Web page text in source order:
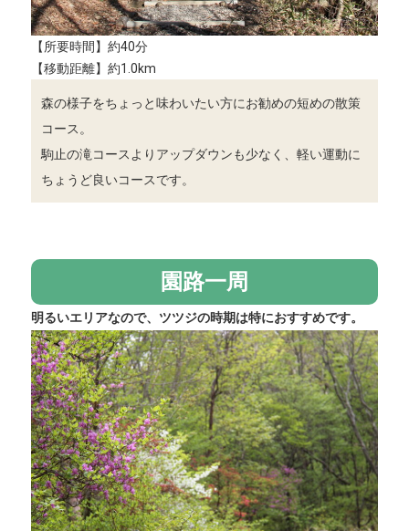
【所要時間】約40分
【移動距離】約1.0km
森の様子をちょっと味わいたい方にお勧めの短めの散策
コース。
駒止の滝コースよりアップダウンも少なく、軽い運動に
ちょうど良いコースです。
園路一周
明るいエリアなので、ツツジの時期は特におすすめです。